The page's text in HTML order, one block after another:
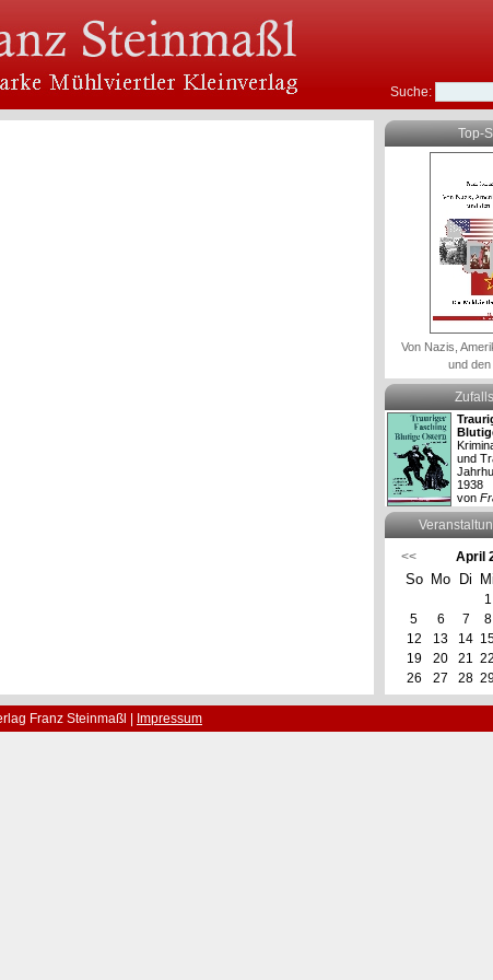
Suche:
Top-
Von Nazis,
und
und
1938
von
<< April
So
Mo Di Mi
1
5
6 7 8
12
13 14
19
20 21 22
26
27 28
Franz Steinmaßl | Impressum